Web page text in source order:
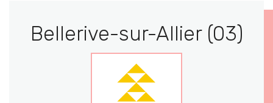
Bellerive-sur-Allier (03)